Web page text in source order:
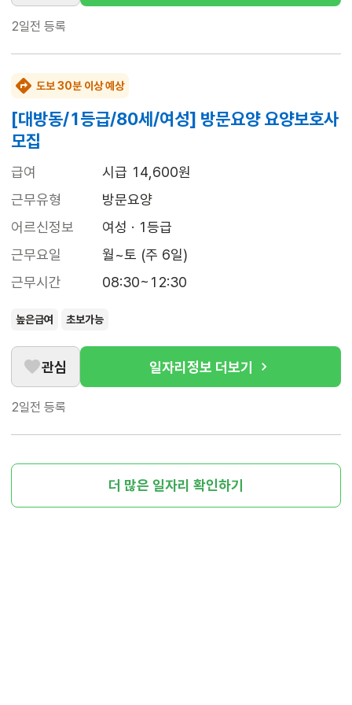
2일전 등록
도보 30분 이상 예상
[대방동/1등급/80세/여성] 방문요양 요양보호사
모집
급여
시급 14,600원
근무유형
방문요양
어르신정보
여성 · 1등급
근무요일
월~토 (주 6일)
근무시간
08:30~12:30
높은급여 초보가능
관심 일자리정보 더보기
2일전 등록
더 많은 일자리 확인하기